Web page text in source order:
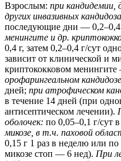
Взрослым: при кандидемии,
других инвазивных
последующие дни — 0,2–0,4
менингите и др.
0,4 г, затем 0,2–0,4 г/сут
зависит от клинической и
криптококковом
орофарингеальном
дней; при атрофическом
в течение 14 дней (при
антисептическом лечении).
оболочек: по 0,05–0,1 г/сут
микозе, в т.ч. паховой
0,15 г 1 раз в неделю или
микозе стоп — 6 нед). При